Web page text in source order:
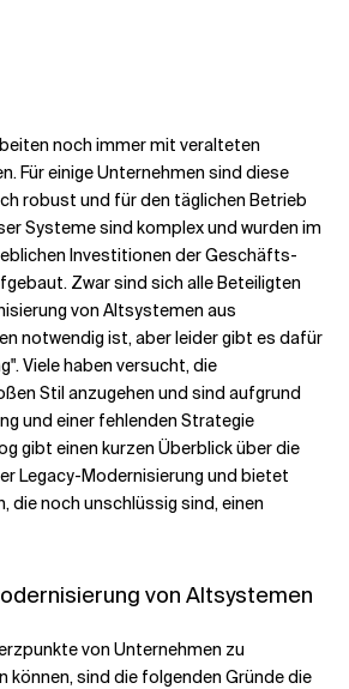
noch immer mit veralteten
Für einige Unternehmen sind diese
robust und für den täglichen Betrieb
Systeme sind komplex und wurden im
Investitionen der Geschäfts-
Zwar sind sich alle Beteiligten
von Altsystemen aus
notwendig ist, aber leider gibt es dafür
Viele haben versucht, die
Stil anzugehen und sind aufgrund
und einer fehlenden Strategie
gibt einen kurzen Überblick über die
Legacy-Modernisierung und bietet
die noch unschlüssig sind, einen
von Altsystemen
von Unternehmen zu
können, sind die folgenden Gründe die